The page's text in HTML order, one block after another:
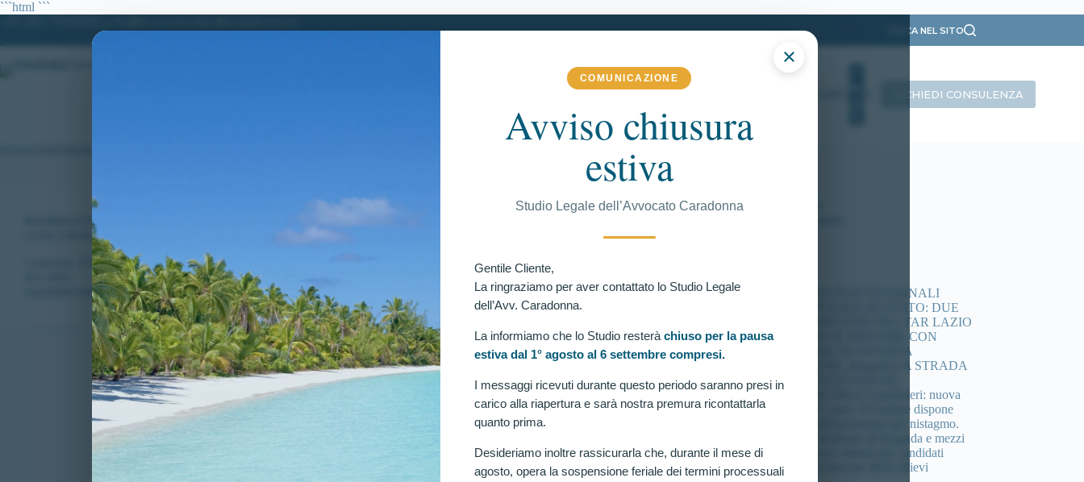
```html
×
COMUNICAZIONE
Avviso chiusura
estiva
Studio Legale dell’Avvocato Caradonna
Gentile Cliente,
La ringraziamo per aver contattato lo Studio Legale
dell’Avv. Caradonna.
La informiamo che lo Studio resterà chiuso per la pausa
estiva dal 1° agosto al 6 settembre compresi.
I messaggi ricevuti durante questo periodo saranno presi in
carico alla riapertura e sarà nostra premura ricontattarla
quanto prima.
Desideriamo inoltre rassicurarla che, durante il mese di
agosto, opera la sospensione feriale dei termini processuali
```
contenuto
CERCA NEL SITO
RICHIEDI CONSULENZA
RICORSI ATTIVI
CONCORSO 3700 ALLIEVI CARABINIERI: AMMESSO RICORRENTE ESCLUSO PER SCOLIOSI LOMBARE.
Concorso 3700 Allievi Carabinieri in ferma quadriennale: riammesso altro ricorrente escluso per scoliosi lombare (angolo
CLAUDIA CARADONNA FEBBRAIO 11, 2020
ACCERTAMENTI ATTITUDINALI
CONCORSI POLIZIA DI STATO: DUE
NUOVE ORDINANZE DEL TAR LAZIO
DISPONGONO IL RIESAME CON
COMMISSIONE IN DIVERSA
COMPOSIZIONE. Riaperta LA STRADA
DELLA CONTESTAZIONE.
Concorso 4.918 Allievi Carabinieri: nuova
vittoria al TAR Lazio. Il Giudice dispone
verificazione sull’esclusione per nistagmo.
Cheratocono, sindrome di Brugada e mezzi
di sintesi: 3 nuove vittorie per candidati
esclusi dal concorso per 4918 allievi